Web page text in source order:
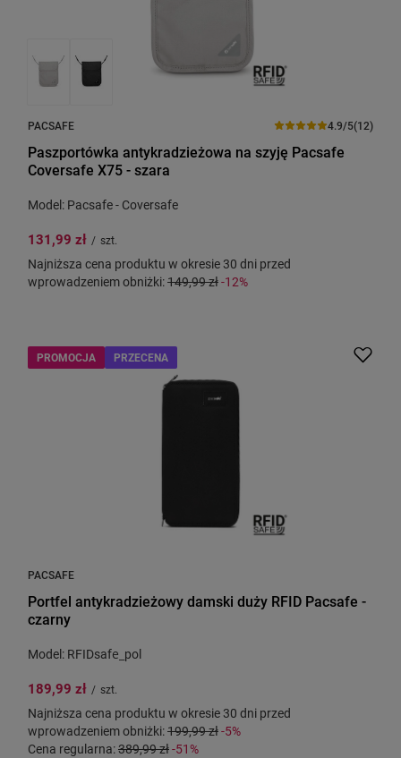
PACSAFE 4.9/5(12)
Paszportówka antykradzieżowa na szyję Pacsafe
Coversafe X75 - szara
Model: Pacsafe - Coversafe
131,99 zł / szt.
Najniższa cena produktu w okresie 30 dni przed
wprowadzeniem obniżki:149,99 zł-12%
PROMOCJA PRZECENA
PACSAFE
Portfel antykradzieżowy damski duży RFID Pacsafe -
czarny
Model: RFIDsafe_pol
189,99 zł / szt.
Najniższa cena produktu w okresie 30 dni przed
wprowadzeniem obniżki:199,99 zł-5%
Cena regularna:389,99 zł-51%